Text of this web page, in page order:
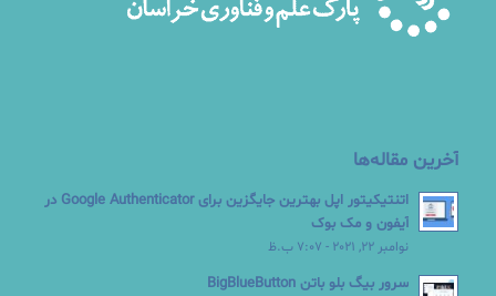
آخرین مقاله‌ها
اتنتیکیتور اپل بهترین جایگزین برای Google Authenticator در
آیفون و مک بوک
نوامبر 22, 2021 - 7:07 ب.ظ
سرور بیگ بلو باتن BigBlueButton